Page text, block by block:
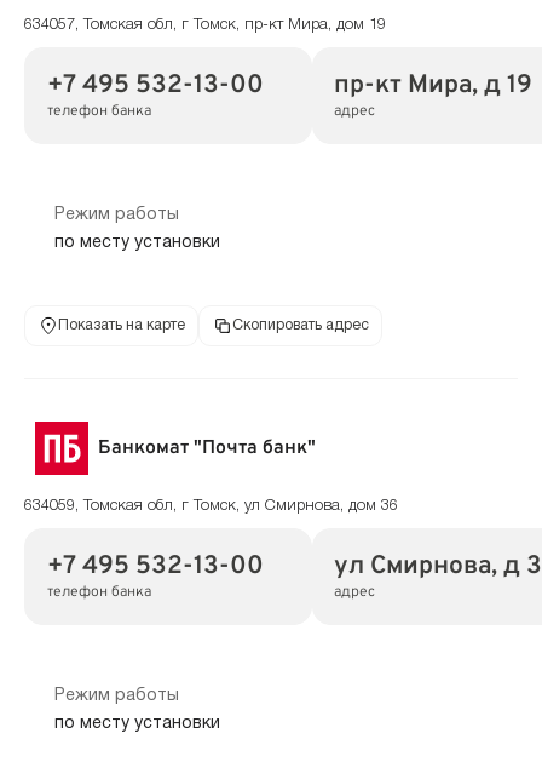
634057, Томская обл, г Томск, пр-кт Мира, дом 19
+7 495 532-13-00
телефон банка
пр-кт Мира, д 19
адрес
Режим работы
по месту установки
Показать на карте Скопировать адрес
Банкомат "Почта банк"
634059, Томская обл, г Томск, ул Смирнова, дом 36
+7 495 532-13-00
телефон банка
ул Смирнова, д
адрес
Режим работы
по месту установки